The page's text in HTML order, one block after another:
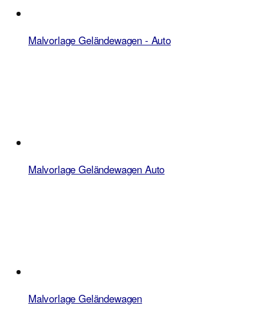
Malvorlage Geländewagen - Auto
Malvorlage Geländewagen Auto
Malvorlage Geländewagen